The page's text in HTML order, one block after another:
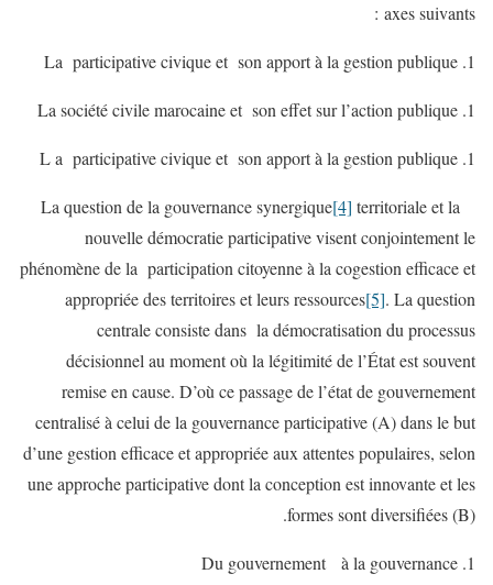
axes suivants :
La participative civique et son apport à la gestion publique
La société civile marocaine et son effet sur l’action publique
L a participative civique et son apport à la gestion publique
[4] territoriale et la
nouvelle démocratie participative visent conjointement le
phénomène de la participation citoyenne à la cogestion efficace et
appropriée des territoires et leurs ressources[5]. La question
centrale consiste dans la démocratisation du processus
décisionnel au moment où la légitimité de l’État est souvent
remise en cause. D’où ce passage de l’état de gouvernement
centralisé à celui de la gouvernance participative (A) dans le but
d’une gestion efficace et appropriée aux attentes populaires, selon
une approche participative dont la conception est innovante et les
formes sont diversifiées (B).
Du gouvernement à la gouvernance